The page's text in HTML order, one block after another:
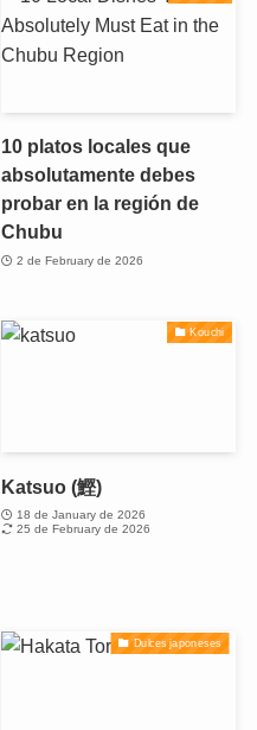
10 platos locales que
absolutamente debes
probar en la región de
Chubu
2 de February de 2026
Kouchi
Katsuo (鰹)
18 de January de 2026
25 de February de 2026
Dulces japoneses